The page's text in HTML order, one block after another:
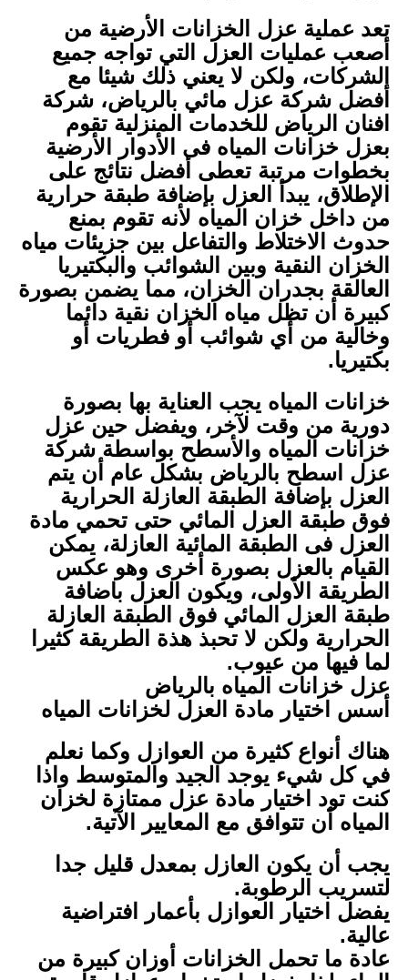
تعد عملية عزل الخزانات الأرضية من
أصعب عمليات العزل التي تواجه جميع
الشركات، ولكن لا يعني ذلك شيئا مع
أفضل شركة عزل مائي بالرياض، شركة
افنان الرياض للخدمات المنزلية تقوم
بعزل خزانات المياه فى الأدوار الأرضية
بخطوات مرتبة تعطى أفضل نتائج على
الإطلاق، يبدأ العزل بإضافة طبقة حرارية
من داخل خزان المياه لأنه تقوم بمنع
حدوث الاختلاط والتفاعل بين جزيئات مياه
الخزان النقية وبين الشوائب والبكتيريا
العالقة بجدران الخزان، مما يضمن بصورة
كبيرة أن تظل مياه الخزان نقية دائما
وخالية من أي شوائب أو فطريات أو
بكتيريا.
خزانات المياه يجب العناية بها بصورة
دورية من وقت لآخر، ويفضل حين عزل
خزانات المياه والأسطح بواسطة شركة
عزل اسطح بالرياض بشكل عام أن يتم
العزل بإضافة الطبقة العازلة الحرارية
فوق طبقة العزل المائي حتى تحمي مادة
العزل فى الطبقة المائية العازلة، يمكن
القيام بالعزل بصورة أخرى وهو عكس
الطريقة الأولى، ويكون العزل باضافة
طبقة العزل المائي فوق الطبقة العازلة
الحرارية ولكن لا تحبذ هذة الطريقة كثيرا
لما فيها من عيوب.
عزل خزانات المياه بالرياض
أسس اختيار مادة العزل لخزانات المياه
هناك أنواع كثيرة من العوازل وكما نعلم
في كل شيء يوجد الجيد والمتوسط واذا
كنت تود اختيار مادة عزل ممتازة لخزان
المياه أن تتوافق مع المعايير الآتية.
يجب أن يكون العازل بمعدل قليل جدا
لتسريب الرطوبة.
يفضل اختيار العوازل بأعمار افتراضية
عالية.
عادة ما تحمل الخزانات أوزان كبيرة من